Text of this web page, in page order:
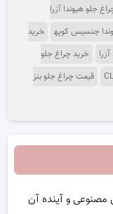
جلو هیوندا آزرا
جنسیس کوپه
خرید
خرید چراغ جلو
قیمت چراغ جلو بنز
و آینده آن